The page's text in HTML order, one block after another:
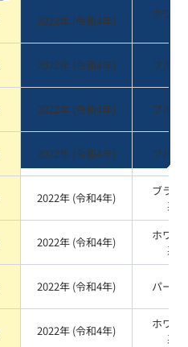
2022年 (令和4年)
ホワイ
系
2022年 (令和4年) ブルー
2022年 (令和4年) ブルー
2022年 (令和4年) ブルー
2022年 (令和4年)
ブラッ
系
2022年 (令和4年)
ホワイ
系
2022年 (令和4年) パール
2022年 (令和4年)
ホワイ
系